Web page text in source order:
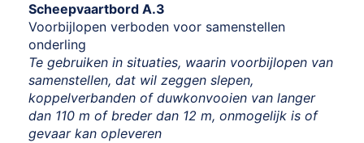
Scheepvaartbord A.3
Voorbijlopen verboden voor samenstellen
onderling
Te gebruiken in situaties, waarin voorbijlopen van
samenstellen, dat wil zeggen slepen,
koppelverbanden of duwkonvooien van langer
dan 110 m of breder dan 12 m, onmogelijk is of
gevaar kan opleveren